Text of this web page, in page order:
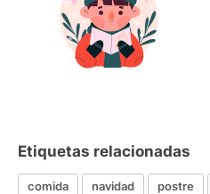
Etiquetas relacionadas
comida navidad postre